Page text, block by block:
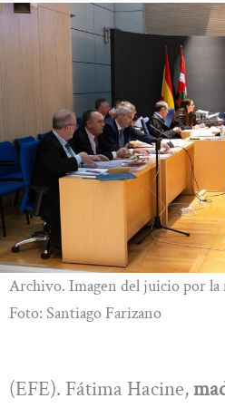
Archivo. Imagen del juicio por la
Foto: Santiago Farizano
(EFE). Fátima Hacine,